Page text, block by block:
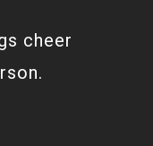
cheer